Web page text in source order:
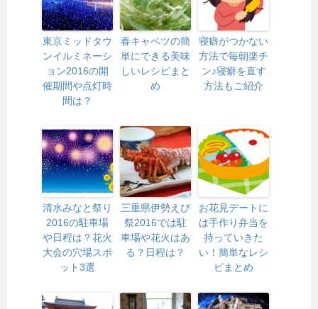
東京ミッドタウ
ンイルミネーシ
ョン2016の開
催期間や点灯時
間は？
春キャベツの簡
単にできる美味
しいレシピまと
め
寝癖がつかない
方法で毎朝楽チ
ン♪寝癖を直す
方法もご紹介
清水みなと祭り
2016の駐車場
や日程は？花火
大会の穴場スポ
ット3選
三重県伊勢えび
祭2016では駐
車場や花火はあ
る？日程は？
お花見デートに
は手作り弁当を
持っていきた
い！簡単なレシ
ピまとめ